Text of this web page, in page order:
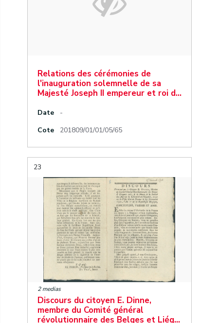
Relations des cérémonies de
l'inauguration solemnelle de sa
Majesté Joseph II empereur et roi d…
Date
-
Cote
201809/01/01/05/65
23
2 medias
Discours du citoyen E. Dinne,
membre du Comité général
révolutionnaire des Belges et Liég…